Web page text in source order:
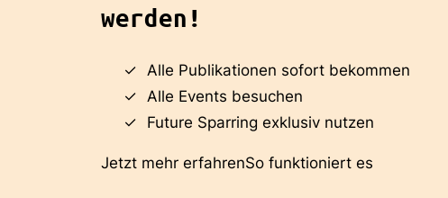
werden!
Alle Publikationen sofort bekommen
Alle Events besuchen
Future Sparring exklusiv nutzen
Jetzt mehr erfahrenSo funktioniert es